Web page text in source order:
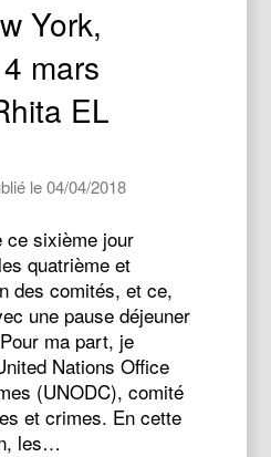
York,
mars
EL
le 04/04/2018
ce sixième jour
quatrième et
des comités, et ce,
une pause déjeuner
ma part, je
Nations Office
(UNODC), comité
et crimes. En cette
les…